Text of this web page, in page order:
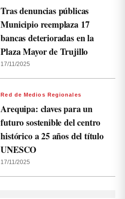
Tras denuncias públicas
Municipio reemplaza 17
bancas deterioradas en la
Plaza Mayor de Trujillo
17/11/2025
Red de Medios Regionales
Arequipa: claves para un
futuro sostenible del centro
histórico a 25 años del título
UNESCO
17/11/2025